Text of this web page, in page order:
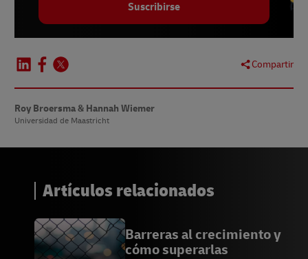
Suscribirse
Compartir
Roy Broersma & Hannah Wiemer
Universidad de Maastricht
Artículos relacionados
Barreras al crecimiento y
cómo superarlas